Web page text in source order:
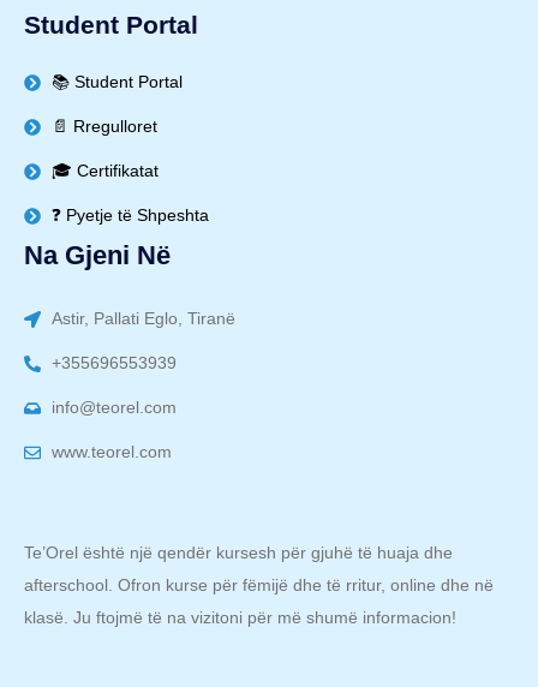
Student Portal
📚 Student Portal
📄 Rregulloret
🎓 Certifikatat
❓ Pyetje të Shpeshta
Na Gjeni Në
Astir, Pallati Eglo, Tiranë
+355696553939
info@teorel.com
www.teorel.com
Te’Orel është një qendër kursesh për gjuhë të huaja dhe
afterschool. Ofron kurse për fëmijë dhe të rritur, online dhe në
klasë. Ju ftojmë të na vizitoni për më shumë informacion!